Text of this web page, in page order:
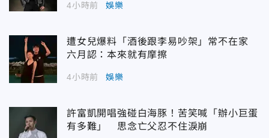
4小時前 娛樂
遭女兒爆料「酒後跟李易吵架」常不在家
六月認：本來就有摩擦
4小時前 娛樂
許富凱開唱強碰白海豚！苦笑喊「辦小巨蛋
有多難」 思念亡父忍不住淚崩